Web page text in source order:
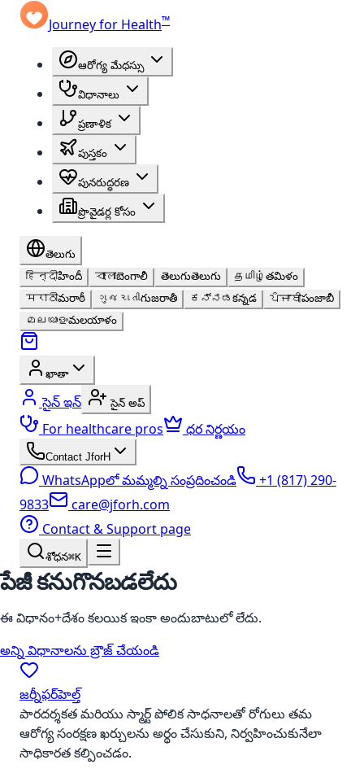
Journey for Health™
ఆరోగ్య మేధస్సు
విధానాలు
ప్రణాళిక
పుస్తకం
పునరుద్ధరణ
ప్రొవైడర్ల కోసం
తెలుగు
हिन्दीహిందీ বাংলাబెంగాలీ తెలుగుతెలుగు தமிழ் తమిళం
मराठीమరాఠీ ગુજરાતીగుజరాతీ ಕನ್ನಡ కన్నడ ਪੰਜਾਬੀపంజాబీ
മലയാളംమలయాళం
ఖాతా
సైన్ ఇన్ సైన్ అప్
For healthcare pros ధర నిర్ణయం
Contact JforH
WhatsAppలో మమ్మల్ని సంప్రదించండి
+1 (817) 290-
9833
care@jforh.com
Contact & Support page
శోధన⌘K
పేజీ కనుగొనబడలేదు
ఈ విధానం+దేశం కలయిక ఇంకా అందుబాటులో లేదు.
అన్ని విధానాలను బ్రౌజ్ చేయండి
జర్నీఫర్‌హెల్త్
పారదర్శకత మరియు స్మార్ట్ పోలిక సాధనాలతో రోగులు తమ
ఆరోగ్య సంరక్షణ ఖర్చులను అర్థం చేసుకుని, నిర్వహించుకునేలా
సాధికారత కల్పించడం.